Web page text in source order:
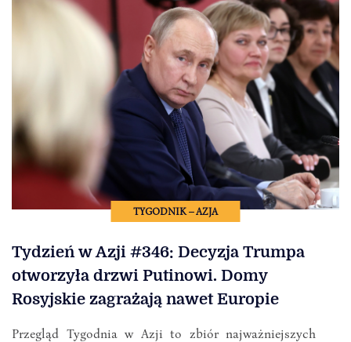
TYGODNIK – AZJA
Tydzień w Azji #346: Decyzja Trumpa
otworzyła drzwi Putinowi. Domy
Rosyjskie zagrażają nawet Europie
Przegląd Tygodnia w Azji to zbiór najważniejszych